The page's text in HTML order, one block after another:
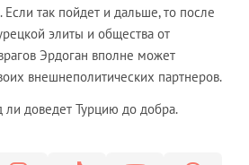
Если так пойдет и дальше, то после
элиты и общества от
Эрдоган вполне может
внешнеполитических партнеров.
ли доведет Турцию до добра.